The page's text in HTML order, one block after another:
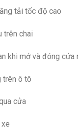
tải tốc độ cao
trên chai
khi mở và đóng cửa
trên ô tô
cửa